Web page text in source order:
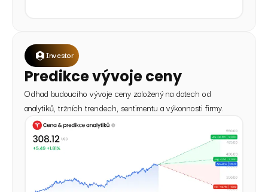
Investor
Predikce vývoje ceny
Odhad budoucího vývoje ceny založený na datech od
analytiků, tržních trendech, sentimentu a výkonnosti firmy.